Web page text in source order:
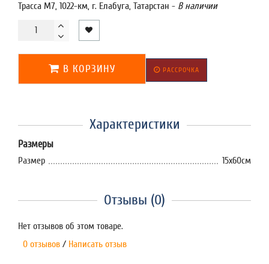
Трасса М7, 1022-км, г. Елабуга, Татарстан - В наличии
В КОРЗИНУ РАССРОЧКА
Характеристики
Размеры
Размер 15х60см
Отзывы (0)
Нет отзывов об этом товаре.
0 отзывов / Написать отзыв